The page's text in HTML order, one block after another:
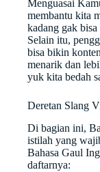
Menguasai
membantu kita
kadang gak
Selain itu,
bisa bikin
menarik dan
yuk kita bedah
Deretan Slang
Di bagian ini,
istilah yang
Bahasa Gaul
daftarnya: